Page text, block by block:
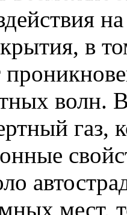
в
волн.
газ,
мест,